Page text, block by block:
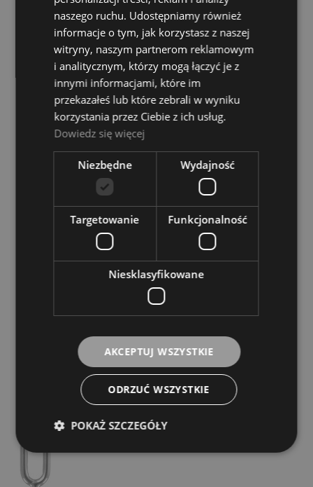
POWIADOM O DOSTĘPNOŚCI
Kamerton - Wittner 921 A442Hz
Dostępność:
POWIADOM O DOSTĘPNOŚCI
Dostępność:
tymczasowo
naszego ruchu. Udostępniamy również
informacje o tym, jak korzystasz z naszej
witryny, naszym partnerom reklamowym
i analitycznym, którzy mogą łączyć je z
innymi informacjami, które im
przekazałeś lub które zebrali w wyniku
korzystania przez Ciebie z ich usług.
Dowiedz się więcej
Niezbędne Wydajność
Targetowanie Funkcjonalność
Niesklasyfikowane
AKCEPTUJ WSZYSTKIE
ODRZUĆ WSZYSTKIE
POKAŻ SZCZEGÓŁY